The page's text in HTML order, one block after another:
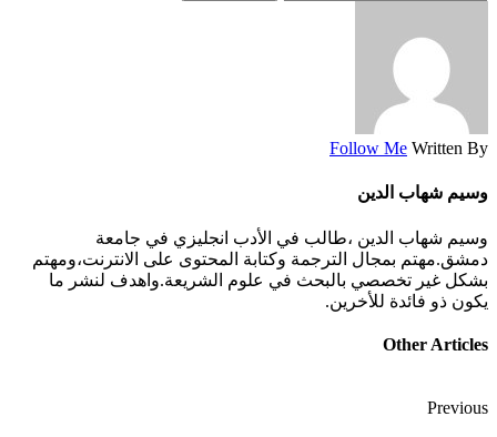
Follow Me Written By
وسيم شهاب الدين
وسيم شهاب الدين ،طالب في الأدب انجليزي في جامعة
دمشق.مهتم بمجال الترجمة وكتابة المحتوى على الانترنت،ومهتم
بشكل غير تخصصي بالبحث في علوم الشريعة.واهدف لنشر ما
يكون ذو فائدة للأخرين.
Other Articles
Previous